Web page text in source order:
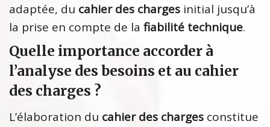
adaptée, du cahier des charges initial jusqu’à
la prise en compte de la fiabilité technique.
Quelle importance accorder à
l’analyse des besoins et au cahier
des charges ?
L’élaboration du cahier des charges constitue